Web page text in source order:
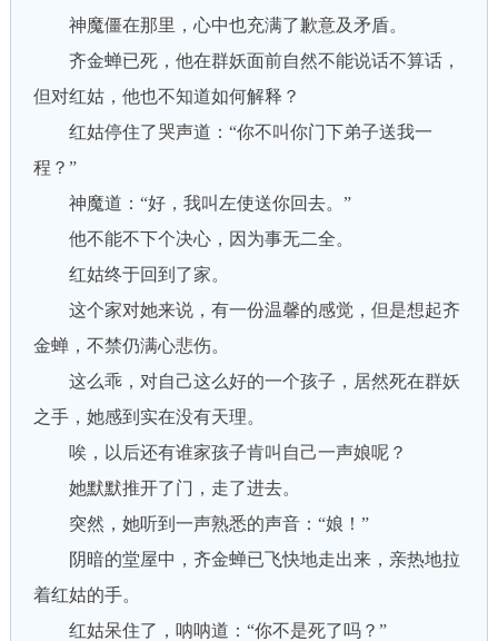
神魔僵在那里，心中也充满了歉意及矛盾。
齐金蝉已死，他在群妖面前自然不能说话不算话，
但对红姑，他也不知道如何解释？
红姑停住了哭声道：“你不叫你门下弟子送我一
程？”
神魔道：“好，我叫左使送你回去。”
他不能不下个决心，因为事无二全。
红姑终于回到了家。
这个家对她来说，有一份温馨的感觉，但是想起齐
金蝉，不禁仍满心悲伤。
这么乖，对自己这么好的一个孩子，居然死在群妖
之手，她感到实在没有天理。
唉，以后还有谁家孩子肯叫自己一声娘呢？
她默默推开了门，走了进去。
突然，她听到一声熟悉的声音：“娘！”
阴暗的堂屋中，齐金蝉已飞快地走出来，亲热地拉
着红姑的手。
红姑呆住了，呐呐道：“你不是死了吗？”